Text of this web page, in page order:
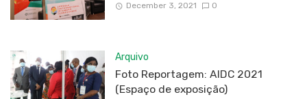
December 3, 2021 0
Arquivo
Foto Reportagem: AIDC 2021
(Espaço de exposição)